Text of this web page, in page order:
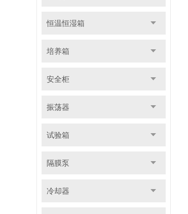
恒温恒湿箱
培养箱
安全柜
振荡器
试验箱
隔膜泵
冷却器